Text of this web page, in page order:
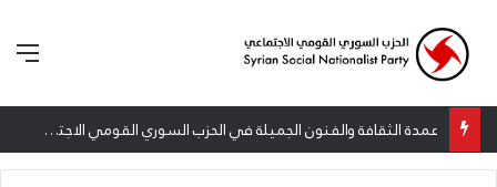
عمدة الثقافة والفنون الجميلة في الحزب السوري القومي الاجتماعي تعلن نتائج الدورة الخامسة من جائزة أنطون سعاده الأدبية